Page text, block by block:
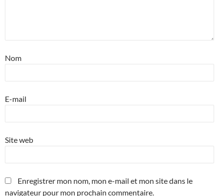
Nom
E-mail
Site web
Enregistrer mon nom, mon e-mail et mon site dans le
navigateur pour mon prochain commentaire.